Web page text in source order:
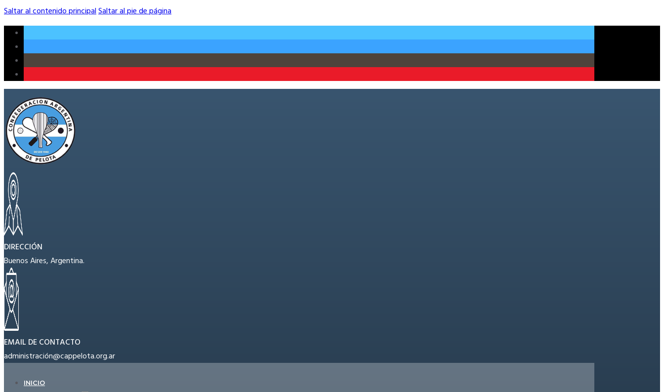
Saltar al contenido principal Saltar al pie de página
DIRECCIÓN
Buenos Aires, Argentina.
EMAIL DE CONTACTO
administración@cappelota.org.ar
INICIO